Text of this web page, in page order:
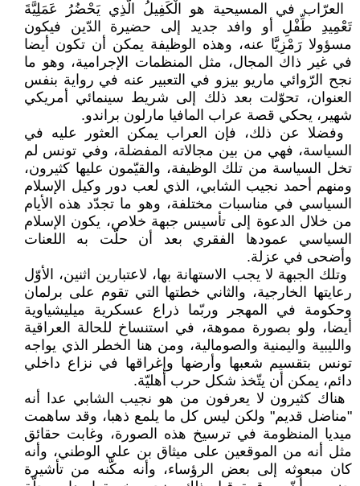
‏ العرّاب في المسيحية هو الْكَفِيلُ الَّذِي ‏يَحْضُرُ عَمَلِيَّةَ
تَعْمِيدِ طِّفْلِ أو وافد جديد ‏إلى حضيرة الدّين فيكون
مسؤولا رَمْزِيَّا ‏عنه، وهذه الوظيفة يمكن أن تكون أيضا
‏في غير ذاك المجال، مثل المنظمات ‏الإجرامية، وهو ما
نجح الرّوائي ماريو ‏بيزو في التعبير عنه في رواية بنفس
‏العنوان، تحوّلت بعد ذلك إلى شريط ‏سينمائي أمريكي
شهير، يحكي قصة ‏عراب المافيا مارلون براندو‎ .‎
‏ وفضلا عن ذلك، فإن العراب يمكن ‏العثور عليه في
السياسة، فهي من بين ‏مجالاته المفضلة، وفي تونس لم
تخل ‏السياسة من تلك الوظيفة، والقيّمون عليها ‏كثيرون،
ومنهم أحمد نجيب الشابي، الذي ‏لعب دور وكيل الإسلام
السياسي في ‏مناسبات مختلفة، وهو ما تجدّد هذه الأيام
‏من خلال الدعوة إلى تأسيس جبهة ‏خلاص، يكون الإسلام
السياسي عمودها ‏الفقري بعد أن حلّت به اللعنات
وأضحى ‏في عزلة.‏
‏ وتلك الجبهة لا يجب الاستهانة بها، ‏لاعتبارين اثنين، الأوّل
رعايتها ‏الخارجية، والثاني خطتها التي تقوم على ‏برلمان
وحكومة في المهجر وربّما ذراع ‏عسكرية ميليشياوية
أيضا، ولو بصورة ‏مموهة، في استنساخ للحالة العراقية
‏والليبية واليمنية والصومالية، ومن هنا ‏الخطر الذي يواجه
تونس بتقسيم شعبها ‏وأرضها وإغراقها في نزاع داخلي
دائم، ‏يمكن أن يتّخذ شكل حرب أهليّة.‏
‏ هناك كثيرون لا يعرفون من هو نجيب ‏الشابي عدا أنه
"مناضل قديم" ولكن ليس ‏كل ما يلمع ذهبا، وقد ساهمت
ميديا ‏المنظومة في ترسيخ هذه الصورة، ‏وغابت حقائق
مثل أنه من الموقعين على ‏ميثاق بن علي الوطني، وأنه
كان مبعوثه ‏إلى بعض الرؤساء، وأنه مكّنه من تأشيرة